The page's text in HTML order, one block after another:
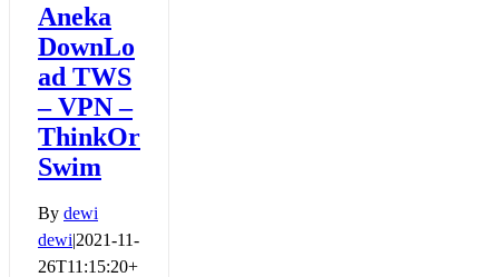
Aneka
DownLo
ad TWS
– VPN –
ThinkOr
Swim
By dewi
dewi|2021-11-
26T11:15:20+